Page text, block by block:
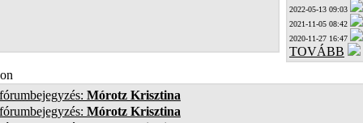
2022-05-13 09:03
2021-11-05 08:42
2020-11-27 16:47
TOVÁBB
Mórotz Krisztina
Mórotz Krisztina